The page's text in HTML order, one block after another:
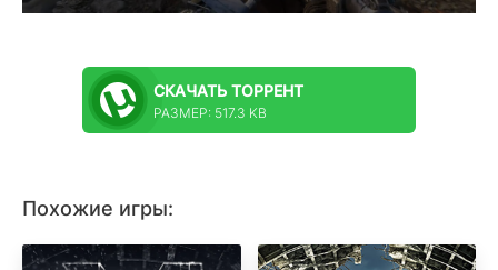
СКАЧАТЬ ТОРРЕНТ
РАЗМЕР: 517.3 KB
Похожие игры: